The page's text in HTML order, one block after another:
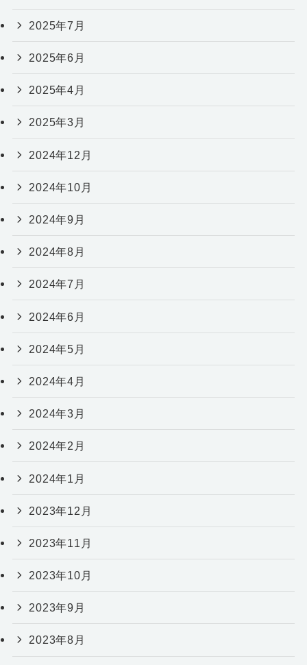
2025年7月
2025年6月
2025年4月
2025年3月
2024年12月
2024年10月
2024年9月
2024年8月
2024年7月
2024年6月
2024年5月
2024年4月
2024年3月
2024年2月
2024年1月
2023年12月
2023年11月
2023年10月
2023年9月
2023年8月